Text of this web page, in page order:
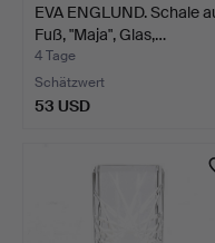
EVA ENGLUND. Schale
Fuß, "Maja", Glas,…
4 Tage
Schätzwert
53 USD